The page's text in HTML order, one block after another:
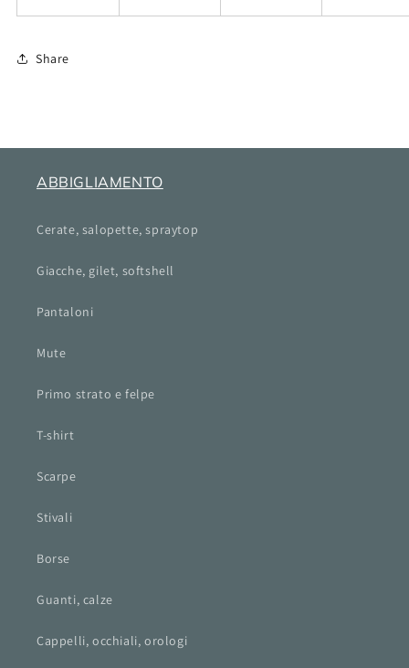
Share
ABBIGLIAMENTO
Cerate, salopette, spraytop
Giacche, gilet, softshell
Pantaloni
Mute
Primo strato e felpe
T-shirt
Scarpe
Stivali
Borse
Guanti, calze
Cappelli, occhiali, orologi